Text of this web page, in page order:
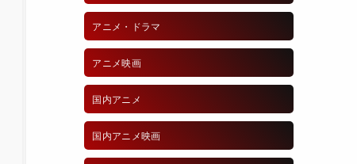
アニメ・ドラマ
アニメ映画
国内アニメ
国内アニメ映画